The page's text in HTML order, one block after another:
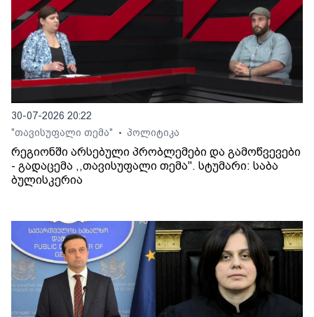
30-07-2026 20:22
"თავისუფალი თემა"
• პოლიტიკა
რეგიონში არსებული პრობლემები და გამოწვევები
- გადაცემა ,,თავისუფალი თემა". სტუმარი: საბა
ბულისკერია